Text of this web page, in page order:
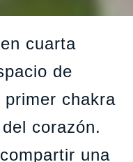
cuarta
de
chakra
corazón.
una